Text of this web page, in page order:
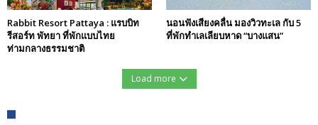
Rabbit Resort Pattaya : แรบบิท
รีสอร์ท พัทยา ที่พักแบบไทย
ท่ามกลางธรรมชาติ
นอนฟังเสียงคลื่น มองวิวทะเล กับ 5
ที่พักทำเลเลียบหาด “บางแสน”
Load more